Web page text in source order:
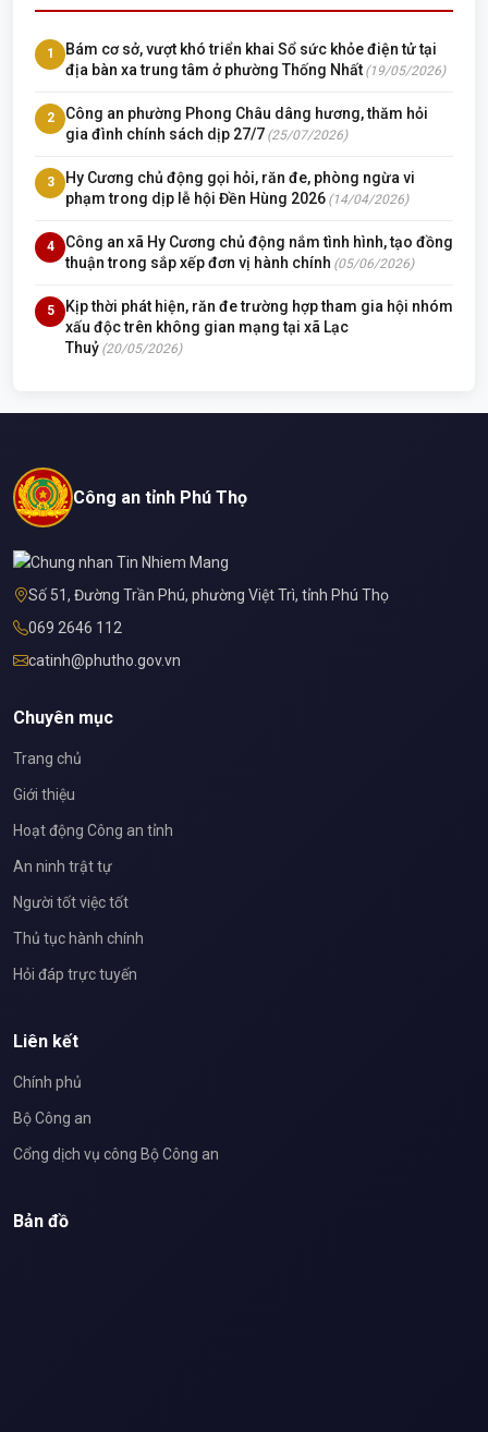
1
Bám cơ sở, vượt khó triển khai Sổ sức khỏe điện tử tại
địa bàn xa trung tâm ở phường Thống Nhất (19/05/2026)
2
Công an phường Phong Châu dâng hương, thăm hỏi
gia đình chính sách dịp 27/7 (25/07/2026)
3
Hy Cương chủ động gọi hỏi, răn đe, phòng ngừa vi
phạm trong dịp lễ hội Đền Hùng 2026 (14/04/2026)
4
Công an xã Hy Cương chủ động nắm tình hình, tạo đồng
thuận trong sắp xếp đơn vị hành chính (05/06/2026)
5
Kịp thời phát hiện, răn đe trường hợp tham gia hội nhóm
xấu độc trên không gian mạng tại xã Lạc
Thuỷ (20/05/2026)
Công an tỉnh Phú Thọ
Số 51, Đường Trần Phú, phường Việt Trì, tỉnh Phú Thọ
069 2646 112
catinh@phutho.gov.vn
Chuyên mục
Trang chủ
Giới thiệu
Hoạt động Công an tỉnh
An ninh trật tự
Người tốt việc tốt
Thủ tục hành chính
Hỏi đáp trực tuyến
Liên kết
Chính phủ
Bộ Công an
Cổng dịch vụ công Bộ Công an
Bản đồ